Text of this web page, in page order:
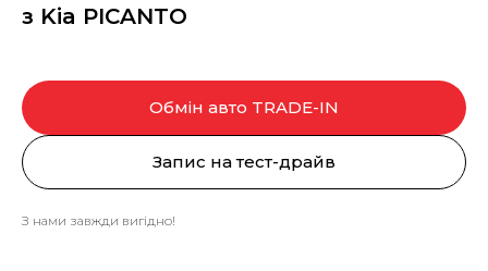
з Kia PICANTO
Обмін авто TRADE-IN
Запис на тест-драйв
З нами завжди вигідно!